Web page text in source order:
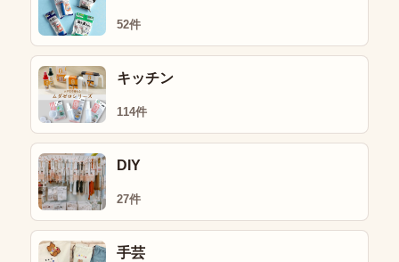
52件
キッチン
114件
DIY
27件
手芸